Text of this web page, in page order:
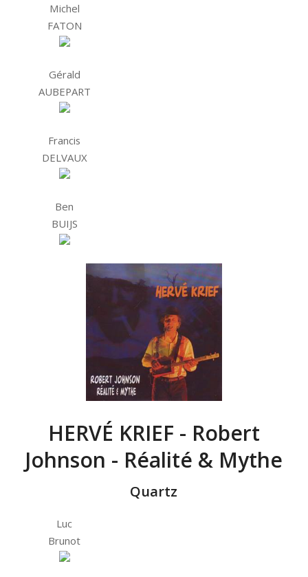
Michel
FATON
Gérald
AUBEPART
Francis
DELVAUX
Ben
BUIJS
HERVÉ KRIEF - Robert
Johnson - Réalité & Mythe
Quartz
Luc
Brunot